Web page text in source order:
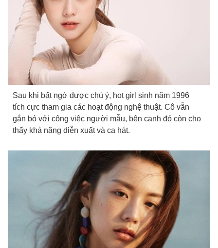
Sau khi bất ngờ được chú ý, hot girl sinh năm 1996
tích cực tham gia các hoạt động nghệ thuật. Cô vẫn
gắn bó với công việc người mẫu, bên cạnh đó còn cho
thấy khả năng diễn xuất và ca hát.